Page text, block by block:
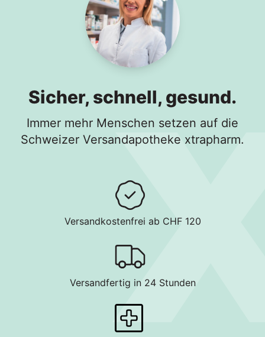
Sicher, schnell, gesund.
Immer mehr Menschen setzen auf die
Schweizer Versandapotheke xtrapharm.
Versandkostenfrei ab CHF 120
Versandfertig in 24 Stunden